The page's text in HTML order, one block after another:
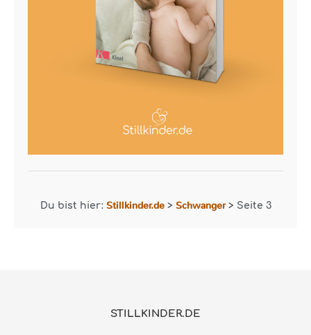
Du bist hier: Stillkinder.de> Schwanger> Seite 3
STILLKINDER.DE